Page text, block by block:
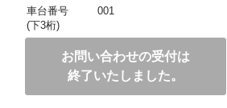
車台番号
(下3桁)
001
お問い合わせの受付は
終了いたしました。